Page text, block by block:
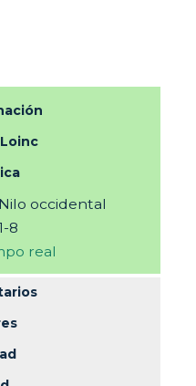
occidental
8
real